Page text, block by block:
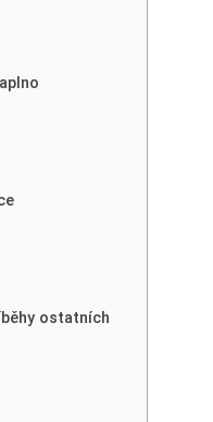
ostatních